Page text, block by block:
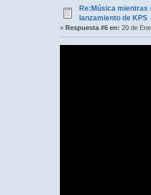
Re:Música mientras
lanzamiento de KPS
« Respuesta #6 en: 20 de